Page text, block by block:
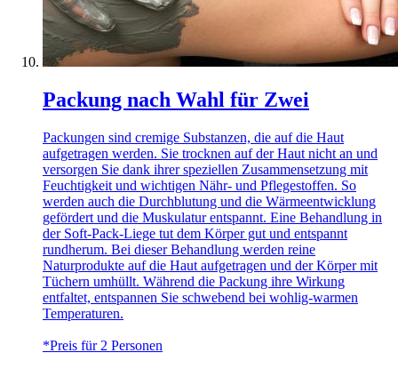
Packung nach Wahl für Zwei
Packungen sind cremige Substanzen, die auf die Haut
aufgetragen werden. Sie trocknen auf der Haut nicht an und
versorgen Sie dank ihrer speziellen Zusammensetzung mit
Feuchtigkeit und wichtigen Nähr- und Pflegestoffen. So
werden auch die Durchblutung und die Wärmeentwicklung
gefördert und die Muskulatur entspannt. Eine Behandlung in
der Soft-Pack-Liege tut dem Körper gut und entspannt
rundherum. Bei dieser Behandlung werden reine
Naturprodukte auf die Haut aufgetragen und der Körper mit
Tüchern umhüllt. Während die Packung ihre Wirkung
entfaltet, entspannen Sie schwebend bei wohlig-warmen
Temperaturen.
*Preis für 2 Personen